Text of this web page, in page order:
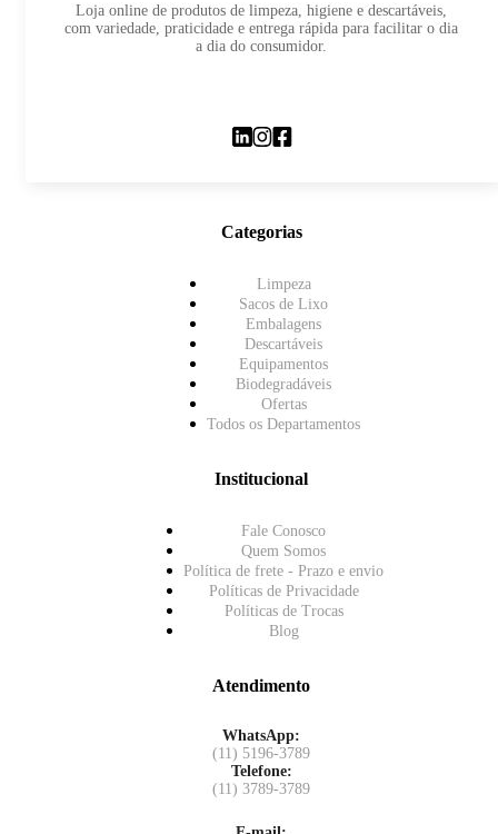
Loja online de produtos de limpeza, higiene e descartáveis,
com variedade, praticidade e entrega rápida para facilitar o dia
a dia do consumidor.
Categorias
Limpeza
Sacos de Lixo
Embalagens
Descartáveis
Equipamentos
Biodegradáveis
Ofertas
Todos os Departamentos
Institucional
Fale Conosco
Quem Somos
Política de frete - Prazo e envio
Políticas de Privacidade
Políticas de Trocas
Blog
Atendimento
WhatsApp:
(11) 5196-3789
Telefone:
(11) 3789-3789